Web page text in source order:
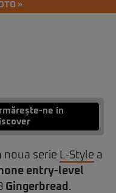
»
ne in
noua serie L-Style a
entry-level
Gingerbread .